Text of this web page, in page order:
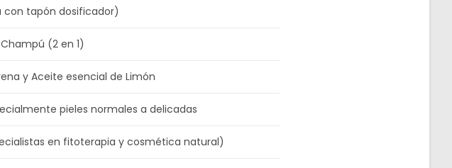
con tapón dosificador)
(2 en 1)
y Aceite esencial de Limón
pieles normales a delicadas
en fitoterapia y cosmética natural)